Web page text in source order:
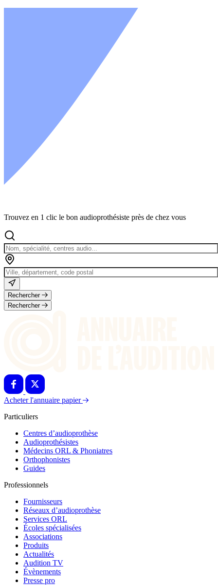
Trouvez en 1 clic le bon audioprothésiste près de chez vous
Rechercher
Rechercher
Acheter l'annuaire papier
Particuliers
Centres d’audioprothèse
Audioprothésistes
Médecins ORL & Phoniatres
Orthophonistes
Guides
Professionnels
Fournisseurs
Réseaux d’audioprothèse
Services ORL
Écoles spécialisées
Associations
Produits
Actualités
Audition TV
Évènements
Presse pro